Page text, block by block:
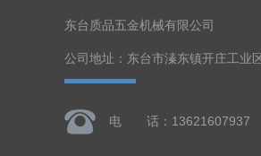
东台质品五金机械有限公司
公司地址：东台市溱东镇开庄工业
电 话：13621607937